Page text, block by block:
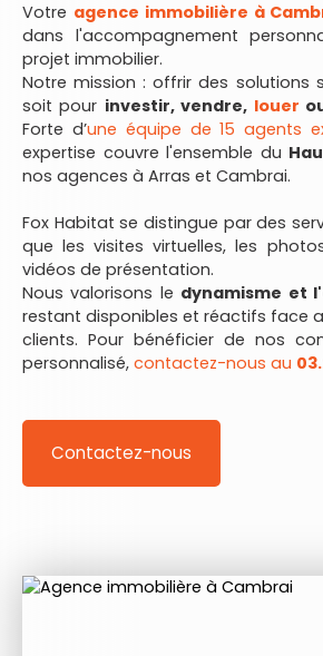
Votre agence immobilière à
dans l'accompagnement
projet immobilier.
Notre mission : offrir des solutions
soit pour investir, vendre, louer
Forte d’une équipe de 15 agents
expertise couvre l'ensemble du
nos agences à Arras et Cambrai.
Fox Habitat se distingue par des
que les visites virtuelles, les
vidéos de présentation.
Nous valorisons le dynamisme et
restant disponibles et réactifs face
clients. Pour bénéficier de nos
personnalisé, contactez-nous au
Contactez-nous